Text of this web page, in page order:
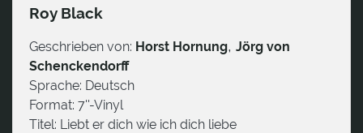
Roy Black
Geschrieben von: Horst Hornung, Jörg von
Schenckendorff
Sprache: Deutsch
Format: 7''-Vinyl
Titel: Liebt er dich wie ich dich liebe